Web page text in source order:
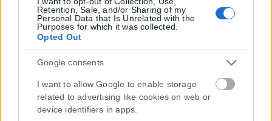
Retention, Sale, and/or Sharing of my
Personal Data that Is Unrelated with the
Purposes for which it was collected.
Opted Out
Google consents
I want to allow Google to enable storage
related to advertising like cookies on web or
device identifiers in apps.
Η εταιρεία με την επωνυμία “POLITICAL MEDIA GROUP A.E.” και κατ’
επέκταση η ιστοσελίδα που κατέχει αυτή “www.karfitsa.gr”
συμμορφώνονται με τη Σύσταση (ΕΕ) 2018/334 της Επιτροπής της
1ης Μαρτίου 2018 σχετικά με τα μέτρα για την αποτελεσματική